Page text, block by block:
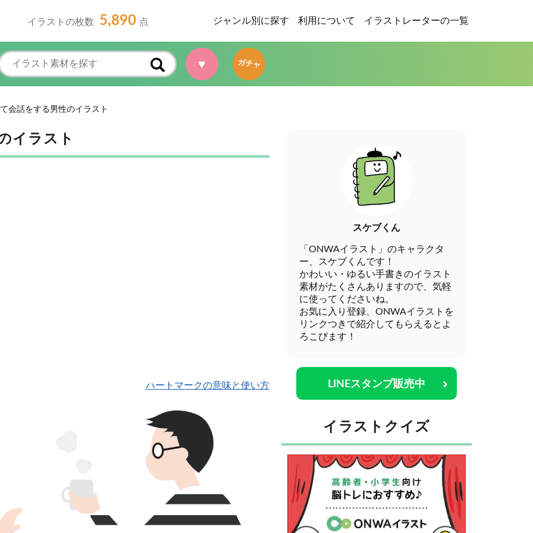
イラストの枚数 5,890 点 ジャンル別に探す 利用について イラストレーターの一覧
♥ ガチャ
会話をする男性のイラスト
イラスト
ハートマークの意味と使い方
スケブくん
「ONWAイラスト」のキャラクタ
ー、スケブくんです！
かわいい・ゆるい手書きのイラスト
素材がたくさんありますので、気軽
に使ってくださいね。
お気に入り登録、ONWAイラストを
リンクつきで紹介してもらえるとよ
ろこびます！
LINEスタンプ販売中
イラストクイズ